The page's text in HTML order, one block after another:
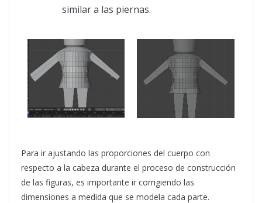
similar a las piernas.
Para ir ajustando las proporciones del cuerpo con
respecto a la cabeza durante el proceso de construcción
de las figuras, es importante ir corrigiendo las
dimensiones a medida que se modela cada parte.